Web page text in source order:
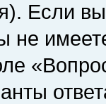
Если
не